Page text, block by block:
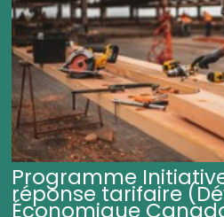
Programme
réponse tarifaire
Économique